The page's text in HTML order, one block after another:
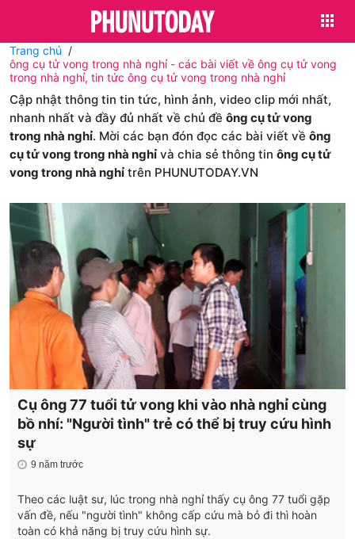
Trang chủ
ông cụ tử vong trong nhà nghỉ - các bài viết về ông cụ tử vong
trong nhà nghỉ, tin tức ông cụ tử vong trong nhà nghỉ
Cập nhật thông tin tin tức, hình ảnh, video clip mới nhất,
nhanh nhất và đầy đủ nhất về chủ đề ông cụ tử vong
trong nhà nghỉ. Mời các bạn đón đọc các bài viết về ông
cụ tử vong trong nhà nghỉ và chia sẻ thông tin ông cụ tử
vong trong nhà nghỉ trên PHUNUTODAY.VN
Cụ ông 77 tuổi tử vong khi vào nhà nghỉ cùng
bồ nhí: "Người tình" trẻ có thể bị truy cứu hình
sự
9 năm trước
Theo các luật sư, lúc trong nhà nghỉ thấy cụ ông 77 tuổi gặp
vấn đề, nếu "người tình" không cấp cứu mà bỏ đi thì hoàn
toàn có khả năng bị truy cứu hình sự.